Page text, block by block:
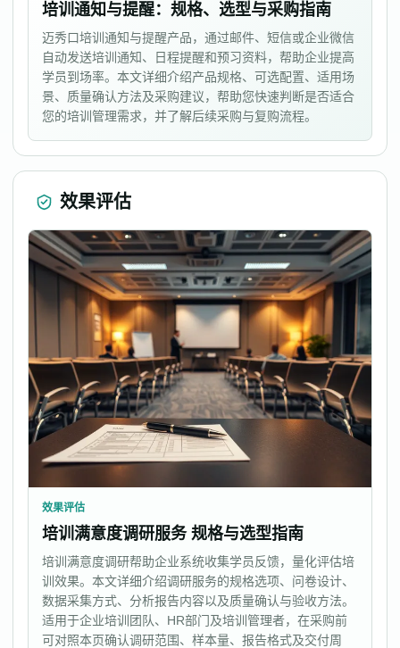
培训通知与提醒：规格、选型与采购指南
迈秀口培训通知与提醒产品，通过邮件、短信或企业微信
自动发送培训通知、日程提醒和预习资料，帮助企业提高
学员到场率。本文详细介绍产品规格、可选配置、适用场
景、质量确认方法及采购建议，帮助您快速判断是否适合
您的培训管理需求，并了解后续采购与复购流程。
效果评估
效果评估
培训满意度调研服务 规格与选型指南
培训满意度调研帮助企业系统收集学员反馈，量化评估培
训效果。本文详细介绍调研服务的规格选项、问卷设计、
数据采集方式、分析报告内容以及质量确认与验收方法。
适用于企业培训团队、HR部门及培训管理者，在采购前
可对照本页确认调研范围、样本量、报告格式及交付周